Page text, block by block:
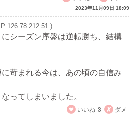
2023年11月09日 18:09
)
シーズン序盤は逆転勝ち、結構
苛まれる今は、あの頃の自信み
ってしまいました。
いいね 3 ダメ